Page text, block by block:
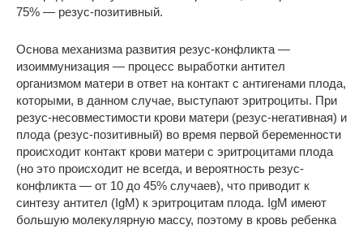
75% — резус-позитивный.
Основа механизма развития резус-конфликта —
изоиммунизация — процесс выработки антител
организмом матери в ответ на контакт с антигенами плода,
которыми, в данном случае, выступают эритроциты. При
резус-несовместимости крови матери (резус-негативная) и
плода (резус-позитивный) во время первой беременности
происходит контакт крови матери с эритроцитами плода
(но это происходит не всегда, и вероятность резус-
конфликта — от 10 до 45% случаев), что приводит к
синтезу антител (IgM) к эритроцитам плода. IgM имеют
большую молекулярную массу, поэтому в кровь ребенка